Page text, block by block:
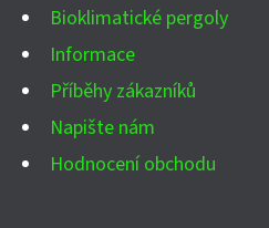
Bioklimatické pergoly
Informace
Příběhy zákazníků
Napište nám
Hodnocení obchodu